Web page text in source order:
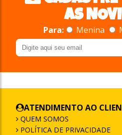
AS
Para: Menina
ATENDIMENTO AO
QUEM SOMOS
POLÍTICA DE PRIVACIDADE